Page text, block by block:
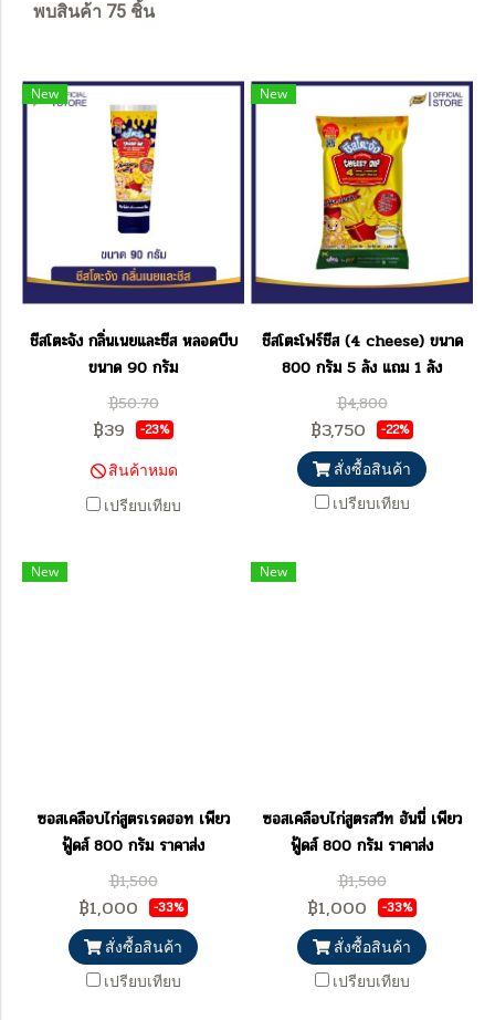
พบสินค้า 75 ชิ้น
New
ชีสโตะจัง กลิ่นเนยและชีส หลอดบีบ
ขนาด 90 กรัม
฿50.70
฿39 -23%
สินค้าหมด
เปรียบเทียบ
New
ชีสโตะโฟร์ชีส (4 cheese) ขนาด
800 กรัม 5 ลัง แถม 1 ลัง
฿4,800
฿3,750 -22%
สั่งซื้อสินค้า
เปรียบเทียบ
New
ซอสเคลือบไก่สูตรเรดฮอท เพียว
ฟู้ดส์ 800 กรัม ราคาส่ง
฿1,500
฿1,000 -33%
สั่งซื้อสินค้า
เปรียบเทียบ
New
ซอสเคลือบไก่สูตรสวีท ฮันนี่ เพียว
ฟู้ดส์ 800 กรัม ราคาส่ง
฿1,500
฿1,000 -33%
สั่งซื้อสินค้า
เปรียบเทียบ